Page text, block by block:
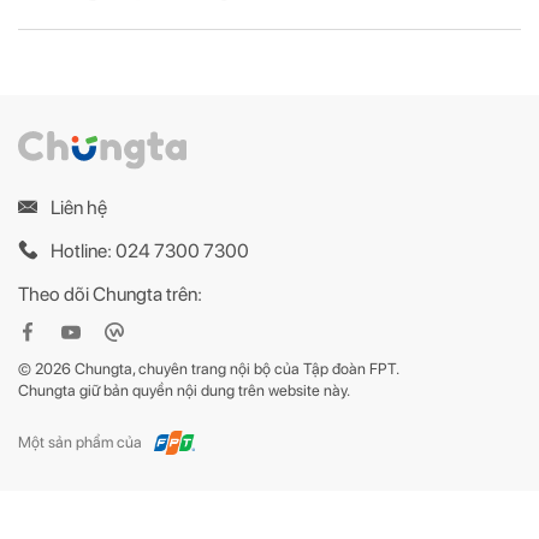
Liên hệ
Hotline: 024 7300 7300
Theo dõi Chungta trên:
© 2026 Chungta, chuyên trang nội bộ của Tập đoàn FPT.
Chungta giữ bản quyền nội dung trên website này.
Một sản phẩm của